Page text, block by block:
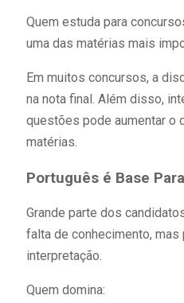
Quem estuda para
uma das matérias mais
Em muitos concursos, a
na nota final. Além disso,
questões pode aumentar o
matérias.
Português é Base
Grande parte dos
falta de conhecimento,
interpretação.
Quem domina: